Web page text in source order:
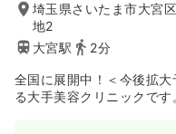
埼玉県さいたま市大宮
地2
大宮駅
2分
全国に展開中！＜今後拡
る大手美容クリニックです